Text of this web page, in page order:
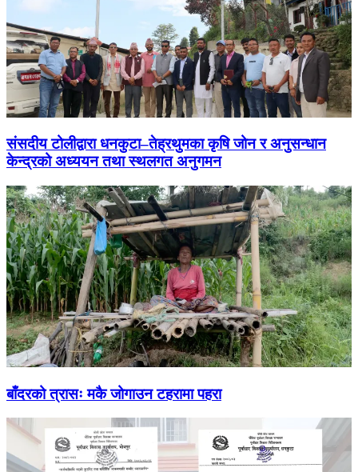
संसदीय टोलीद्वारा धनकुटा–तेह्रथुमका कृषि जोन र अनुसन्धान
केन्द्रको अध्ययन तथा स्थलगत अनुगमन
बाँदरको त्रासः मकै जोगाउन टहरामा पहरा